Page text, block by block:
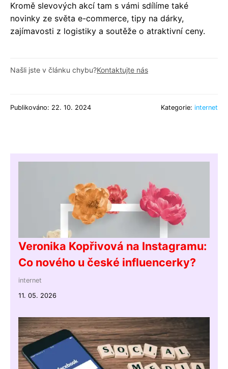
Kromě slevových akcí tam s vámi sdílíme také
novinky ze světa e-commerce, tipy na dárky,
zajímavosti z logistiky a soutěže o atraktivní ceny.
Našli jste v článku chybu?Kontaktujte nás
Publikováno: 22. 10. 2024 Kategorie: internet
Veronika Kopřivová na Instagramu:
Co nového u české influencerky?
internet
11. 05. 2026